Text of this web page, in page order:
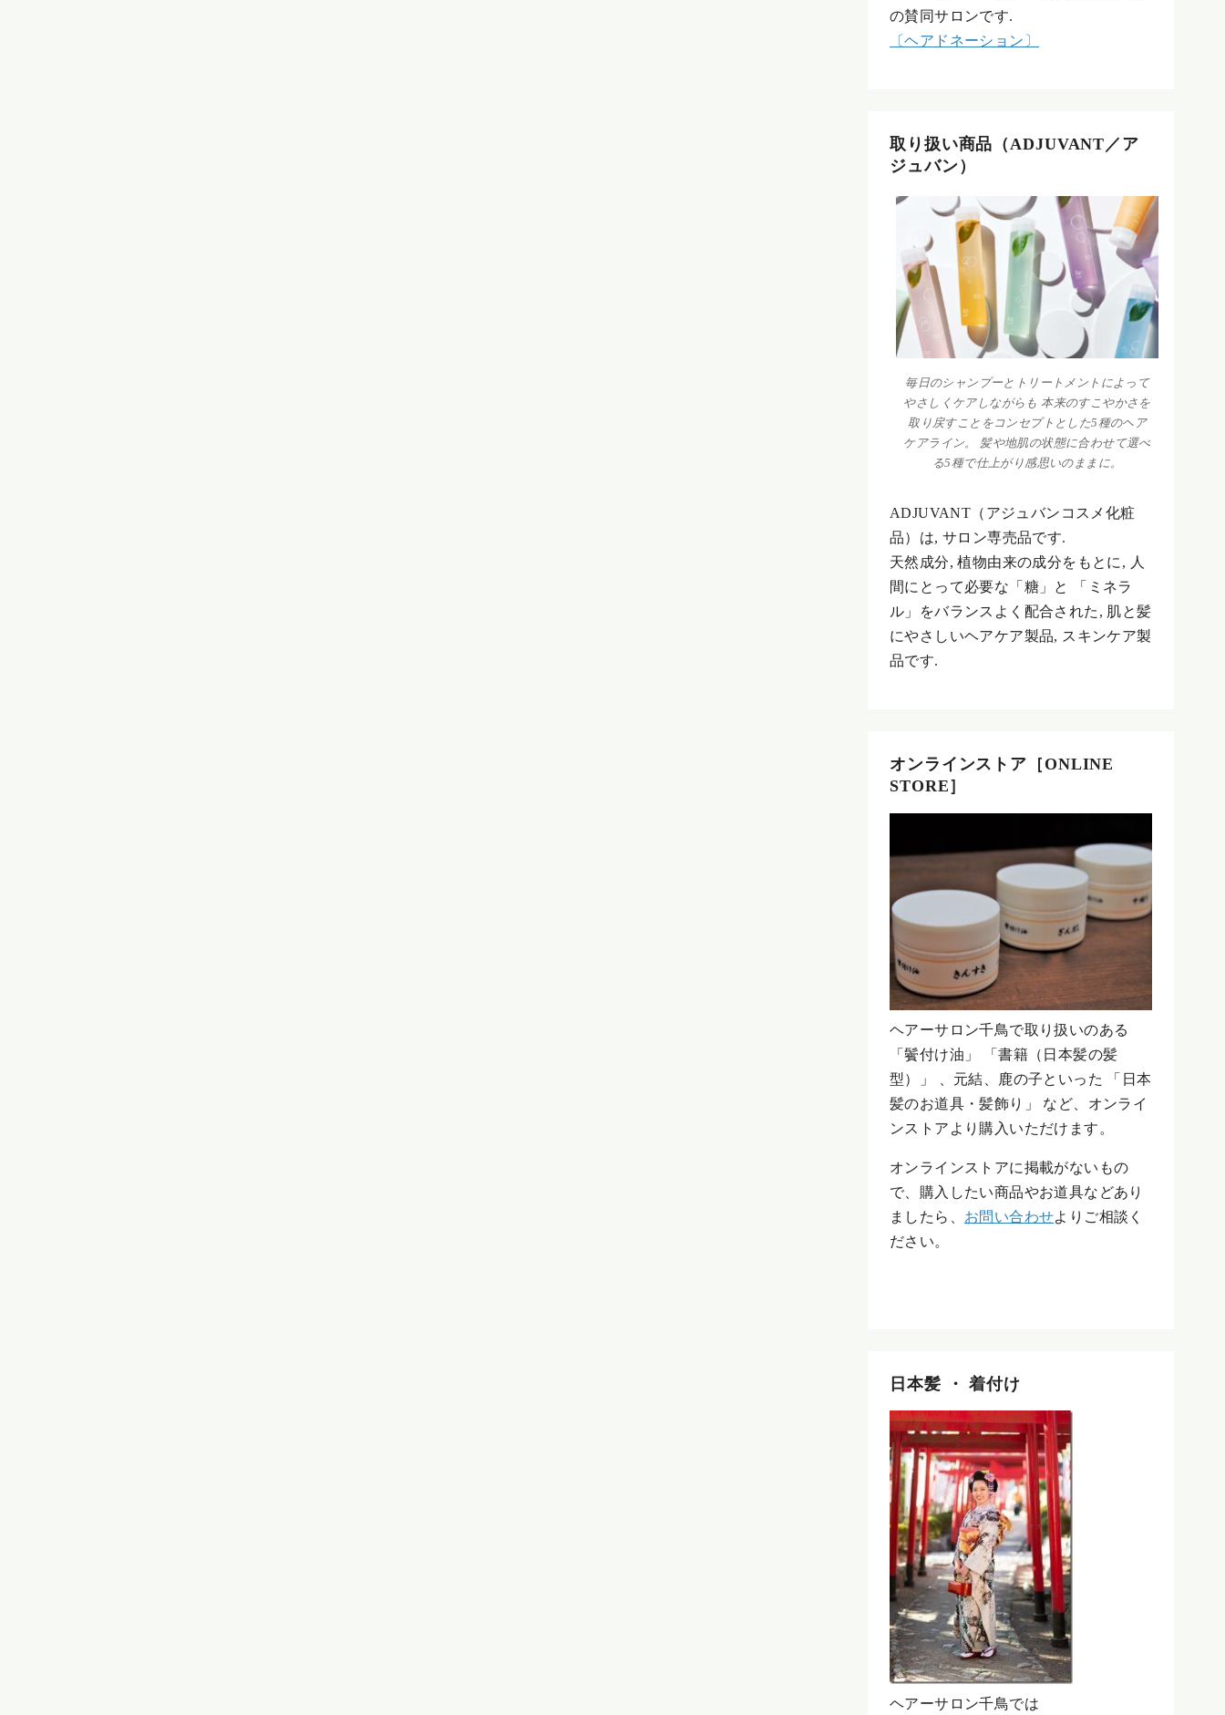
の賛同サロンです.
〔ヘアドネーション〕
取り扱い商品（ADJUVANT／ア
ジュバン）
毎日のシャンプーとトリートメントによって
やさしくケアしながらも 本来のすこやかさを
取り戻すことをコンセプトとした5種のヘア
ケアライン。 髪や地肌の状態に合わせて選べ
る5種で仕上がり感思いのままに。
ADJUVANT（アジュバンコスメ化粧
品）は, サロン専売品です.
天然成分, 植物由来の成分をもとに, 人
間にとって必要な「糖」と 「ミネラ
ル」をバランスよく配合された, 肌と髪
にやさしいヘアケア製品, スキンケア製
品です.
オンラインストア［ONLINE
STORE］
ヘアーサロン千鳥で取り扱いのある
「鬢付け油」 「書籍（日本髪の髪
型）」 、元結、鹿の子といった 「日本
髪のお道具・髪飾り」 など、オンライ
ンストアより購入いただけます。
オンラインストアに掲載がないもの
で、購入したい商品やお道具などあり
ましたら、 お問い合わせよりご相談く
ださい。
日本髪 ・ 着付け
ヘアーサロン千鳥では